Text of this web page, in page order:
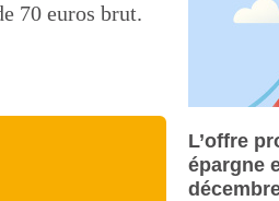
70 euros brut.
L’offre
épargne